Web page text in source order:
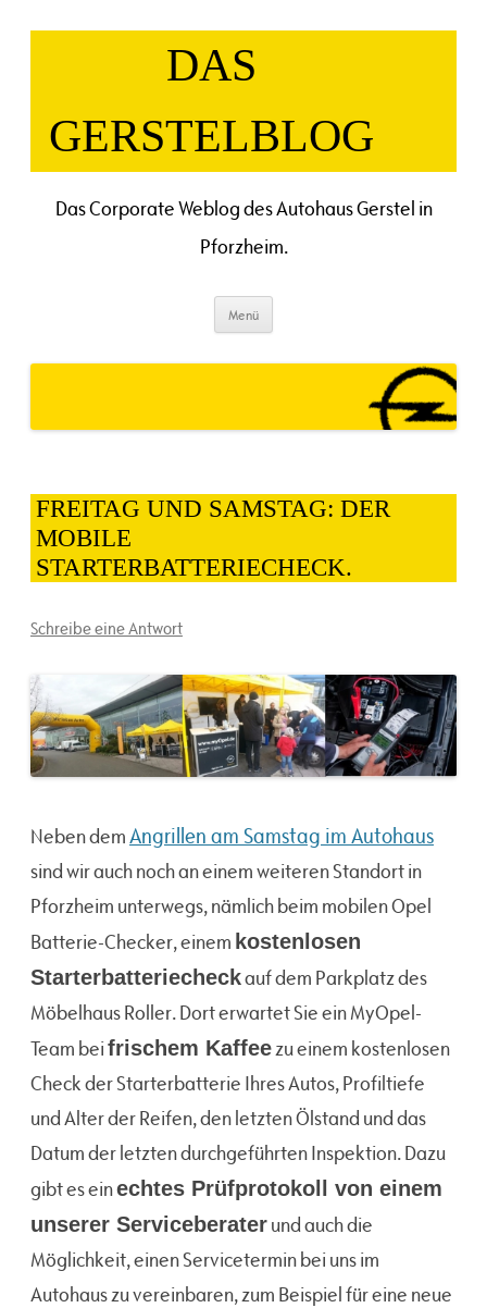
Inhalt
DAS
GERSTELBLOG
Das Corporate Weblog des Autohaus Gerstel in
Pforzheim.
Menü
FREITAG UND SAMSTAG: DER
MOBILE
STARTERBATTERIECHECK.
Schreibe eine Antwort
Neben demAngrillen am Samstag im Autohaus
sind wir auch noch an einem weiteren Standort in
Pforzheim unterwegs, nämlich beim mobilen Opel
Batterie-Checker, einem kostenlosen
Starterbatteriecheckauf dem Parkplatz des
Möbelhaus Roller. Dort erwartet Sie ein MyOpel-
Team beifrischem Kaffeezu einem kostenlosen
Check der Starterbatterie Ihres Autos, Profiltiefe
und Alter der Reifen, den letzten Ölstand und das
Datum der letzten durchgeführten Inspektion. Dazu
gibt es einechtes Prüfprotokoll von einem
unserer Serviceberaterund auch die
Möglichkeit, einen Servicetermin bei uns im
Autohaus zu vereinbaren, zum Beispiel für eine neue